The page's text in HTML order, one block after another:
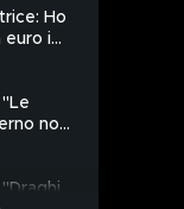
Ho
euro in
"Le
non